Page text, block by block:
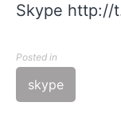
Skype http://
Posted in
skype